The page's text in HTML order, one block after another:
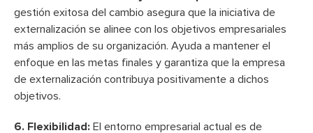
gestión exitosa del cambio asegura que la iniciativa de
externalización se alinee con los objetivos empresariales
más amplios de su organización. Ayuda a mantener el
enfoque en las metas finales y garantiza que la empresa
de externalización contribuya positivamente a dichos
objetivos.
6. Flexibilidad: El entorno empresarial actual es de